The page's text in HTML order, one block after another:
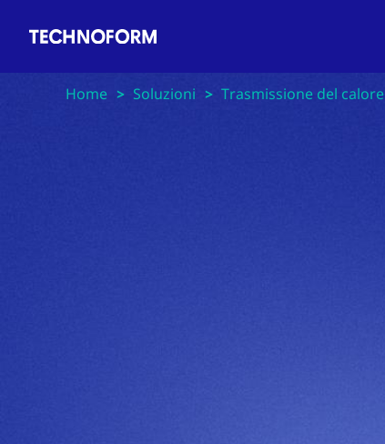
principale
navigation
Home Soluzioni Trasmissione del calore